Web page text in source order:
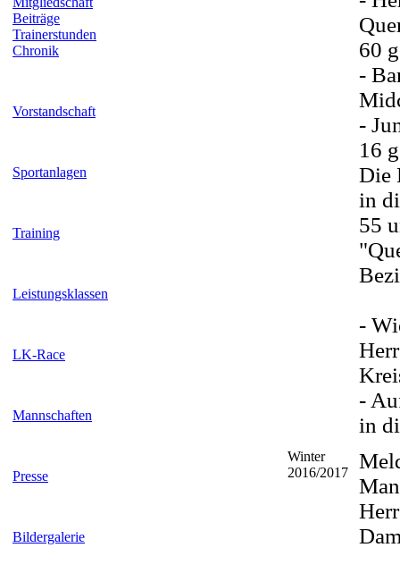
Beiträge
Trainerstunden
Chronik
Vorstandschaft
Sportanlagen
Training
Leistungsklassen
LK-Race
Mannschaften
Presse
Bildergalerie
60
-
-
16
Die
in
55
-
-
in
Winter
2016/2017